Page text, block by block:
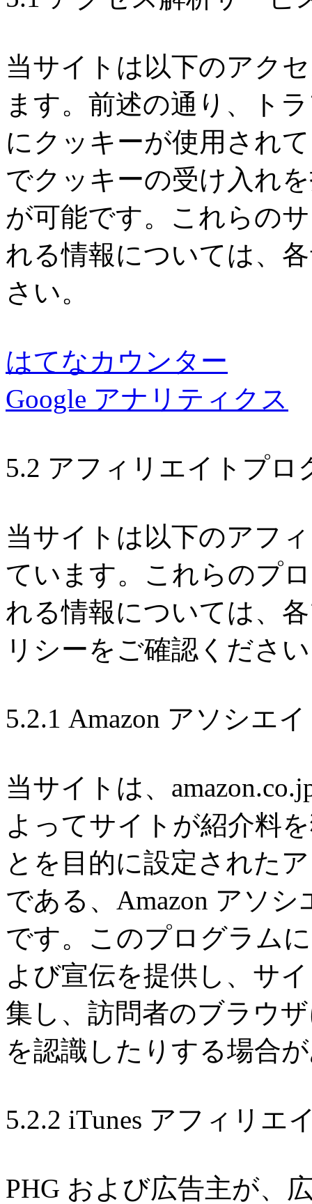
当サイトは以下のアク
ます。前述の通り、ト
にクッキーが使用され
でクッキーの受け入れ
が可能です。これらの
れる情報については、
さい。
はてなカウンター
Google アナリティクス
5.2 アフィリエイトプロ
当サイトは以下のアフ
ています。これらのプ
れる情報については、
リシーをご確認くださ
5.2.1 Amazon アソシエ
当サイトは、
よってサイトが紹介料
とを目的に設定された
である、Amazon アソ
です。このプログラム
よび宣伝を提供し、サ
集し、訪問者のブラウ
を認識したりする場合
5.2.2 iTunes アフィリエ
PHG および広告主が、